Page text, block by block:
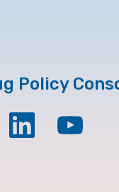
Policy